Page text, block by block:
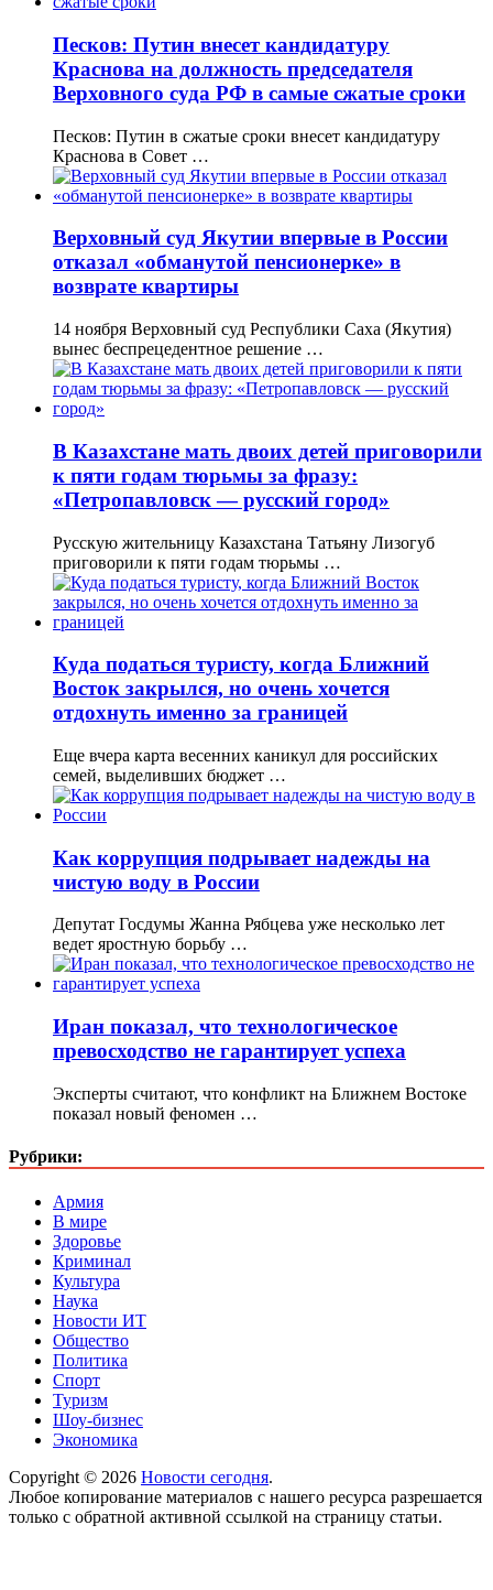
Песков: Путин внесет кандидатуру
Краснова на должность председателя
Верховного суда РФ в самые сжатые сроки
Песков: Путин в сжатые сроки внесет кандидатуру
Краснова в Совет …
Верховный суд Якутии впервые в России
отказал «обманутой пенсионерке» в
возврате квартиры
14 ноября Верховный суд Республики Саха (Якутия)
вынес беспрецедентное решение …
В Казахстане мать двоих детей приговорили
к пяти годам тюрьмы за фразу:
«Петропавловск — русский город»
Русскую жительницу Казахстана Татьяну Лизогуб
приговорили к пяти годам тюрьмы …
Куда податься туристу, когда Ближний
Восток закрылся, но очень хочется
отдохнуть именно за границей
Еще вчера карта весенних каникул для российских
семей, выделивших бюджет …
Как коррупция подрывает надежды на
чистую воду в России
Депутат Госдумы Жанна Рябцева уже несколько лет
ведет яростную борьбу …
Иран показал, что технологическое
превосходство не гарантирует успеха
Эксперты считают, что конфликт на Ближнем Востоке
показал новый феномен …
Рубрики:
Армия
В мире
Здоровье
Криминал
Культура
Наука
Новости ИТ
Общество
Политика
Спорт
Туризм
Шоу-бизнес
Экономика
Copyright © 2026 Новости сегодня.
Любое копирование материалов с нашего ресурса разрешается
только с обратной активной ссылкой на страницу статьи.